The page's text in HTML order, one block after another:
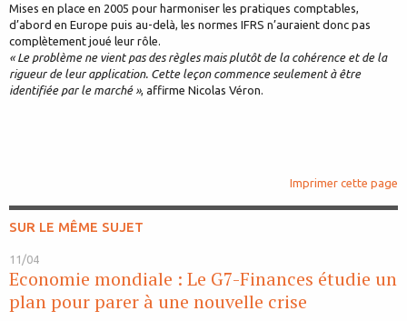
Mises en place en 2005 pour harmoniser les pratiques comptables,
d’abord en Europe puis au-delà, les normes IFRS n’auraient donc pas
complètement joué leur rôle.
« Le problème ne vient pas des règles mais plutôt de la cohérence et de la
rigueur de leur application. Cette leçon commence seulement à être
identifiée par le marché », affirme Nicolas Véron.
Imprimer cette page
SUR LE MÊME SUJET
11/04
Economie mondiale : Le G7-Finances étudie un
plan pour parer à une nouvelle crise